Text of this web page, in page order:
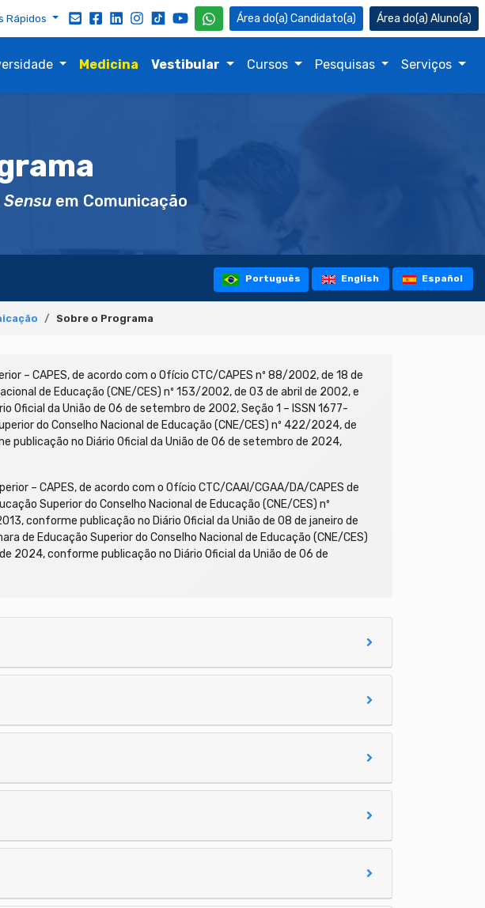
Rápidos Candidato(a) Aluno(a)
Medicina Vestibular Cursos Pesquisas Serviços
em Comunicação
Português English Español
Sobre o Programa
– CAPES, de acordo com o Ofício CTC/CAPES nº 88/2002, de 18 de
de Educação (CNE/CES) nº 153/2002, de 03 de abril de 2002, e
da União de 06 de setembro de 2002, Seção 1 – ISSN 1677-
do Conselho Nacional de Educação (CNE/CES) nº 422/2024, de
publicação no Diário Oficial da União de 06 de setembro de 2024,
– CAPES, de acordo com o Ofício CTC/CAAI/CGAA/DA/CAPES de
Superior do Conselho Nacional de Educação (CNE/CES) nº
conforme publicação no Diário Oficial da União de 08 de janeiro de
de Educação Superior do Conselho Nacional de Educação (CNE/CES)
2024, conforme publicação no Diário Oficial da União de 06 de